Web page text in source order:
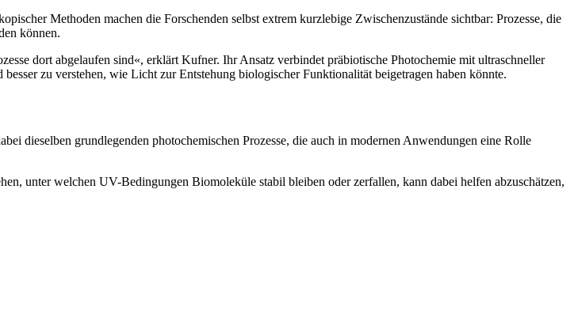
Methoden machen die Forschenden selbst extrem kurzlebige Zwischenzustände sichtbar: Prozesse, die
können.
dort abgelaufen sind«, erklärt Kufner. Ihr Ansatz verbindet präbiotische Photochemie mit ultraschneller
zu verstehen, wie Licht zur Entstehung biologischer Funktionalität beigetragen haben könnte.
dieselben grundlegenden photochemischen Prozesse, die auch in modernen Anwendungen eine Rolle
unter welchen UV-Bedingungen Biomoleküle stabil bleiben oder zerfallen, kann dabei helfen abzuschätzen,